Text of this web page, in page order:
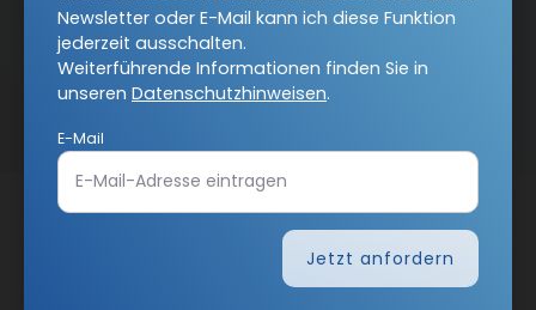
Nach oben
Newsletter oder E-Mail kann ich diese Funktion
jederzeit ausschalten.
Weiterführende Informationen finden Sie in
unseren Datenschutzhinweisen.
E-Mail
Jetzt anfordern